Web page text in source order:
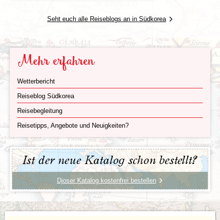
Südkoreas, ankommt, spürt man
sofort die besondere Dynamik dieser Stadt. Moderne
Wolkenkratzer, digitale Werbeflächen und
futuristische Architektur treffen hier auf uralte Paläste,
versteckte Tempel und jahrhundertealte Traditionen.
Mitten im Zentrum thront der majestätische
Seht euch alle Reiseblogs an in Südkorea
Mehr erfahren
Wetterbericht
Reiseblog Südkorea
Reisebegleitung
Reisetipps, Angebote und Neuigkeiten?
Ist der neue Katalog schon bestellt?
Djoser Katalog kostenfrei bestellen